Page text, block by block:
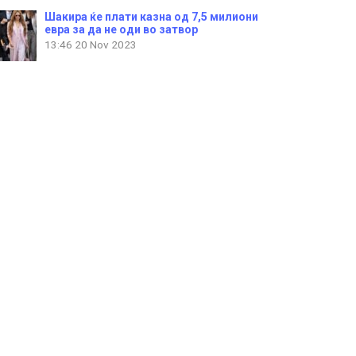
Шакира ќе плати казна од 7,5 милиони
евра за да не оди во затвор
13:46 20 Nov 2023